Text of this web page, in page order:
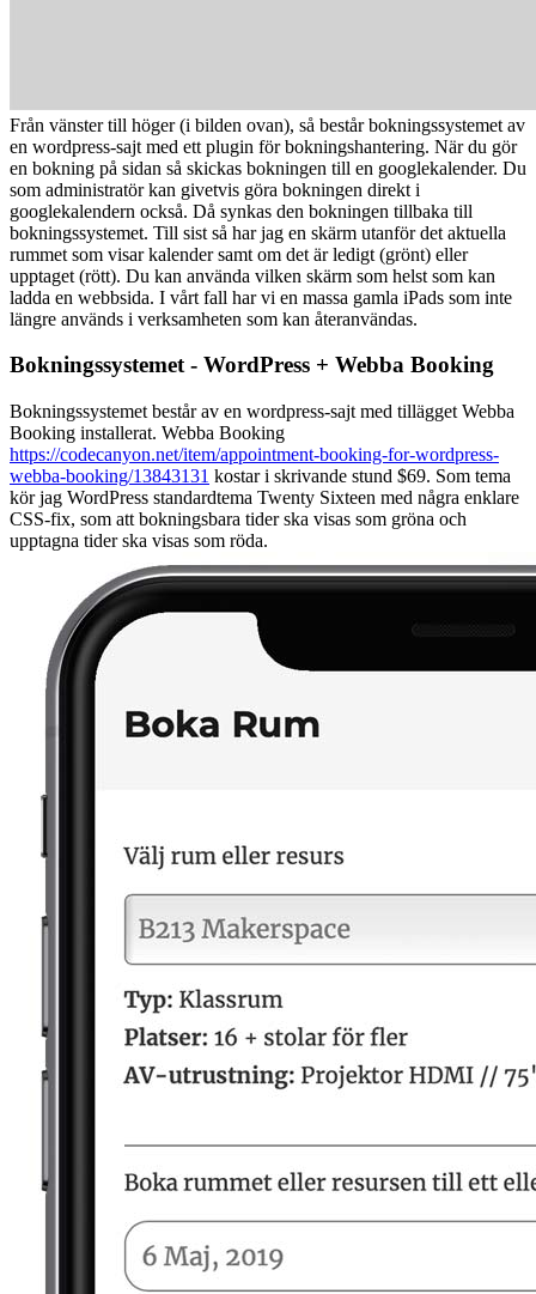
Från vänster till höger (i bilden ovan), så består bokningssystemet av
en wordpress-sajt med ett plugin för bokningshantering. När du gör
en bokning på sidan så skickas bokningen till en googlekalender. Du
som administratör kan givetvis göra bokningen direkt i
googlekalendern också. Då synkas den bokningen tillbaka till
bokningssystemet. Till sist så har jag en skärm utanför det aktuella
rummet som visar kalender samt om det är ledigt (grönt) eller
upptaget (rött). Du kan använda vilken skärm som helst som kan
ladda en webbsida. I vårt fall har vi en massa gamla iPads som inte
längre används i verksamheten som kan återanvändas.
Bokningssystemet - WordPress + Webba Booking
Bokningssystemet består av en wordpress-sajt med tillägget Webba
Booking installerat. Webba Booking
https://codecanyon.net/item/appointment-booking-for-wordpress-
webba-booking/13843131 kostar i skrivande stund $69. Som tema
kör jag WordPress standardtema Twenty Sixteen med några enklare
CSS-fix, som att bokningsbara tider ska visas som gröna och
upptagna tider ska visas som röda.